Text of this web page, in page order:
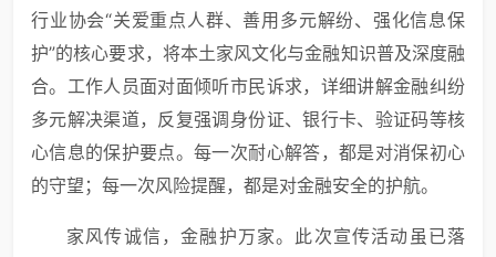
行业协会“关爱重点人群、善用多元解纷、强化信息保
护”的核心要求，将本土家风文化与金融知识普及深度融
合。工作人员面对面倾听市民诉求，详细讲解金融纠纷
多元解决渠道，反复强调身份证、银行卡、验证码等核
心信息的保护要点。每一次耐心解答，都是对消保初心
的守望；每一次风险提醒，都是对金融安全的护航。
家风传诚信，金融护万家。此次宣传活动虽已落